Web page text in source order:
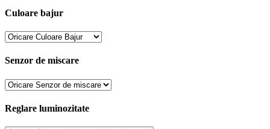
Culoare bajur
Senzor de miscare
Reglare luminozitate